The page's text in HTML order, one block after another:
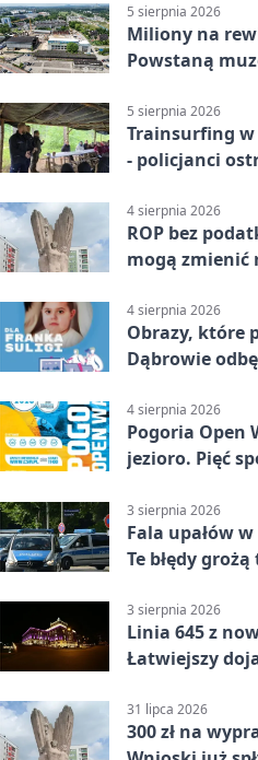
5 sierpnia 2026
Miliony na
Powstaną
5 sierpnia 2026
Trainsurfing w
- policjanci
4 sierpnia 2026
ROP bez
mogą zmienić
4 sierpnia 2026
Obrazy, które
Dąbrowie
4 sierpnia 2026
Pogoria Open
jezioro. Pięć
3 sierpnia 2026
Fala upałów
Te błędy
3 sierpnia 2026
Linia 645 z
Łatwiejszy
31 lipca 2026
300 zł na